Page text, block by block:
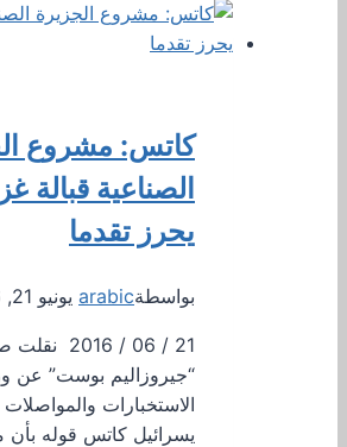
كاتس: مشروع
الصناعية قبالة
يحرز تقدما
بواسطةarabic يونيو 21, 2016
21 / 06 / 2016
“جيروزاليم بوست” عن
الاستخبارات والمواصلات
يسرائيل كاتس قوله